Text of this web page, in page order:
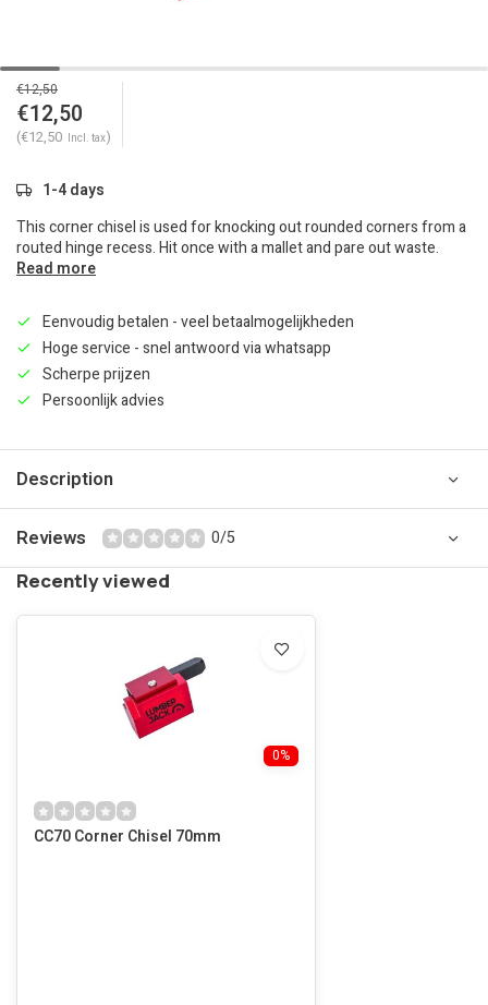
€12,50
€12,50
(€12,50 Incl. tax)
1-4 days
This corner chisel is used for knocking out rounded corners from a
routed hinge recess. Hit once with a mallet and pare out waste.
Read more
Eenvoudig betalen - veel betaalmogelijkheden
Hoge service - snel antwoord via whatsapp
Scherpe prijzen
Persoonlijk advies
Description
Reviews 0/5
Recently viewed
0%
CC70 Corner Chisel 70mm